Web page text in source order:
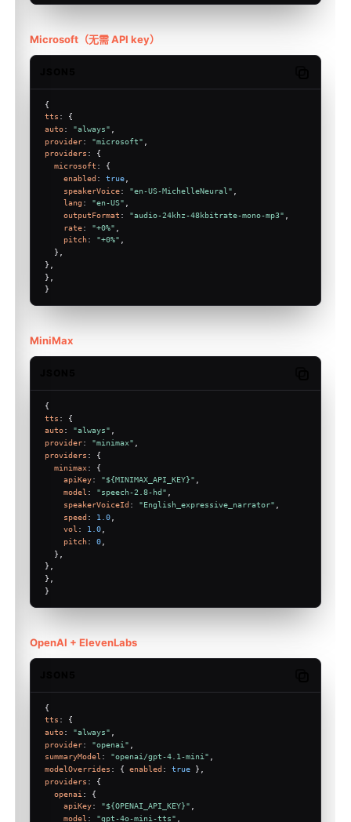
Microsoft（无需 API key）
{
tts : {
auto: "always"
provider: "microsoft"
providers : {
microsoft : {
enabled : true
speakerVoice: "en-US-MichelleNeural"
lang : "en-US"
outputFormat : "audio-24khz-48kbitrate-mono-mp3"
rate: "+0%"
pitch: "+0%" ,
  },
},
},
}
MiniMax
{
tts : {
auto: "always" ,
provider: "minimax"
providers : {
minimax: {
apiKey: "${MINIMAX_API_KEY}"
model : "speech-2.8-hd"
speakerVoiceId : "English_expressive_narrator"
speed : 1.0
vol : 1.0
pitch: 0
  },
},
},
}
OpenAI + ElevenLabs
{
tts : {
auto: "always"
provider: "openai"
summaryModel : "openai/gpt-4.1-mini" ,
modelOverrides : { enabled : true },
providers : {
openai : {
apiKey: "${OPENAI_API_KEY}"
model : "gpt-4o-mini-tts"